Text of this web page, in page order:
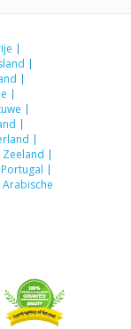
Portugal